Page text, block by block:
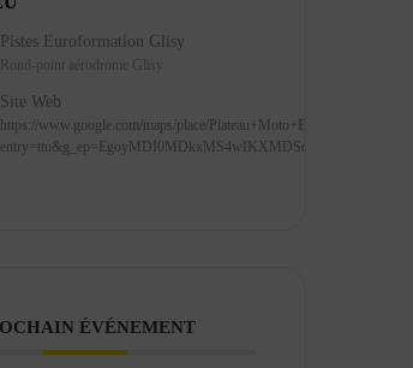
Pistes Euroformation Glisy
Rond-point aérodrome Glisy
Site Web
https://www.google.com/maps/place/
ÉVÉNEMENT